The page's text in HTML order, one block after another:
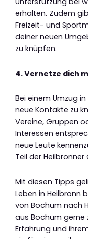
erhalten. Zudem
Freizeit- und
deiner neuen
zu knüpfen.
4. Vernetze dich
Bei einem Umzug
neue Kontakte zu
Vereine, Gruppen
Interessen
neue Leute
Teil der
Mit diesen Tipps
Leben in Heilbronn
von Bochum nach
aus Bochum gerne
Erfahrung und